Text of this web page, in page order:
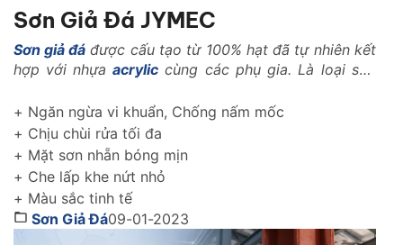
Sơn Giả Đá JYMEC
Sơn giả đá được cấu tạo từ 100% hạt đã tự nhiên kết
hợp với nhựa acrylic cùng các phụ gia. Là loại sơn
như: Là loại vật liệu nhẹ, có khả năng kháng nhiệt,
kháng kiềm, chống rêu mốc, chống muối mặn..
+ Ngăn ngừa vi khuẩn, Chống nấm mốc
+ Chịu chùi rửa tối đa
+ Mặt sơn nhẵn bóng mịn
+ Che lấp khe nứt nhỏ
+ Màu sắc tinh tế
Sơn Giả Đá09-01-2023